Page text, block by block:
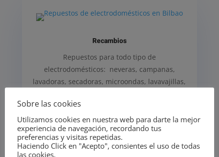
Recambios
Repuestos para todo tipo de
electrodomésticos: neveras, campanas,
lavadoras, secadoras, microondas, lavavajillas,
domésticos te acompañarán más años.
Sobre las cookies
Utilizamos cookies en nuestra web para darte la mejor
experiencia de navegación, recordando tus
preferencias y visitas repetidas.
Haciendo Click en "Acepto", consientes el uso de todas
las cookies.